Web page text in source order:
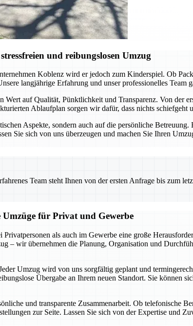
und reibungslosen Umzug
Koblenz wird er jedoch zum Kinderspiel. Ob
langjährige Erfahrung und unser professionelles Team
auf Qualität, Pünktlichkeit und Transparenz. Von der
Ablaufplan sorgen wir dafür, dass nichts schiefgeht
Aspekte, sondern auch auf die persönliche
Sie sich von uns überzeugen und machen Sie Ihren
Team steht Ihnen von der ersten Anfrage bis zum
für Privat und Gewerbe
als auch im Gewerbe eine große
– wir übernehmen die Planung, Organisation und
Umzug wird von uns sorgfältig geplant und
Übergabe an Ihrem neuen Standort. Sie können
und transparente Zusammenarbeit. Ob telefonische
zur Seite. Lassen Sie sich von der Expertise und